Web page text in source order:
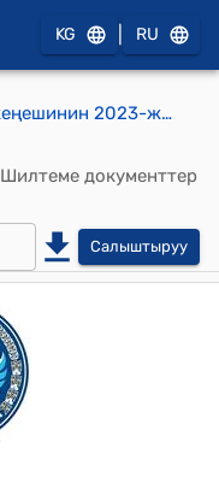
KG RU
Покровка айылдык кеңешинин 2023-жылдын 26-октябрындагы № 62 "С.А.Шукуралиева жөнүндө" токтому
Шилтеме документтер
Салыштыруу